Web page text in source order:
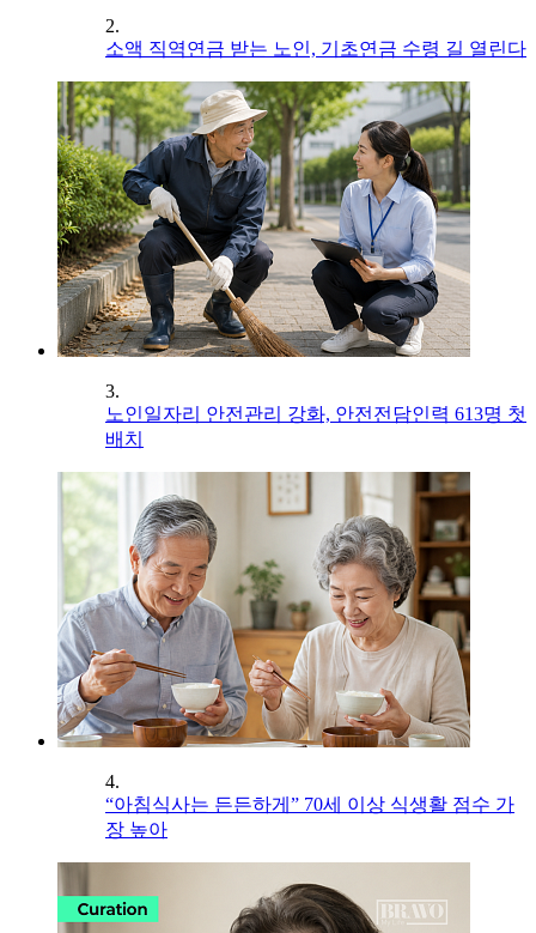
2.
소액 직역연금 받는 노인, 기초연금 수령 길 열린다
3.
노인일자리 안전관리 강화, 안전전담인력 613명 첫
배치
4.
“아침식사는 든든하게” 70세 이상 식생활 점수 가
장 높아